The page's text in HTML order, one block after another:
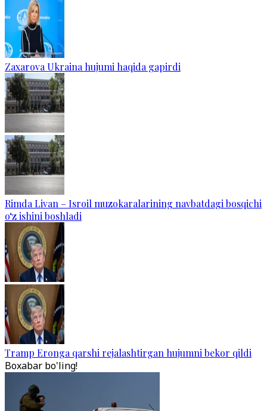
Zaxarova Ukraina hujumi haqida gapirdi
Rimda Livan – Isroil muzokaralarining navbatdagi bosqichi
o‘z ishini boshladi
Tramp Eronga qarshi rejalashtirgan hujumni bekor qildi
Boxabar bo'ling!